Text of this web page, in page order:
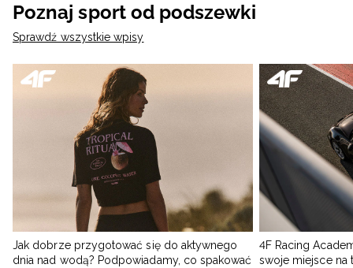
Poznaj sport od podszewki
Sprawdź wszystkie wpisy
Jak dobrze przygotować się do aktywnego
dnia nad wodą? Podpowiadamy, co spakować
4F Racing
swoje miejsce na